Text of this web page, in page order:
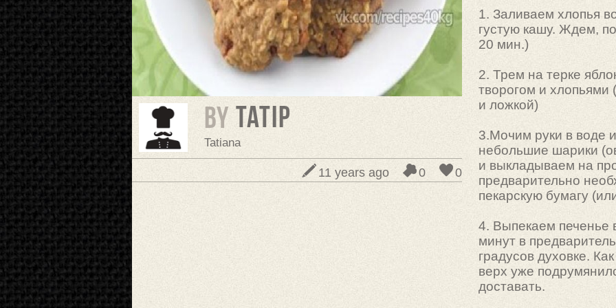
BY TatiP
Tatiana
0
0
11 years ago
1. Заливаем хлопья
густую кашу. Ждем,
20 мин.)
2. Трем на терке
творогом и хлопьями
и ложкой)
3.Мочим руки в воде
небольшие шарики
и выкладываем на
предварительно
пекарскую бумагу
4. Выпекаем печенье
минут в
градусов духовке.
верх уже
доставать.